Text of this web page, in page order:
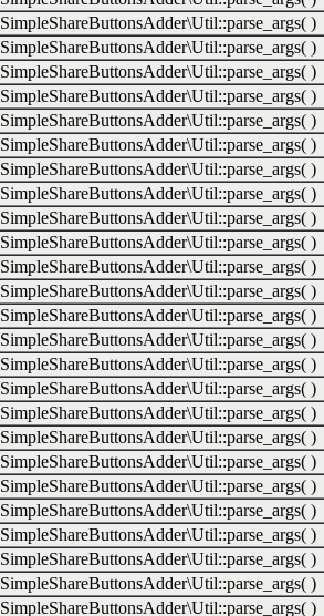
SimpleShareButtonsAdder\Util::parse_args( )
SimpleShareButtonsAdder\Util::parse_args( )
SimpleShareButtonsAdder\Util::parse_args( )
SimpleShareButtonsAdder\Util::parse_args( )
SimpleShareButtonsAdder\Util::parse_args( )
SimpleShareButtonsAdder\Util::parse_args( )
SimpleShareButtonsAdder\Util::parse_args( )
SimpleShareButtonsAdder\Util::parse_args( )
SimpleShareButtonsAdder\Util::parse_args( )
SimpleShareButtonsAdder\Util::parse_args( )
SimpleShareButtonsAdder\Util::parse_args( )
SimpleShareButtonsAdder\Util::parse_args( )
SimpleShareButtonsAdder\Util::parse_args( )
SimpleShareButtonsAdder\Util::parse_args( )
SimpleShareButtonsAdder\Util::parse_args( )
SimpleShareButtonsAdder\Util::parse_args( )
SimpleShareButtonsAdder\Util::parse_args( )
SimpleShareButtonsAdder\Util::parse_args( )
SimpleShareButtonsAdder\Util::parse_args( )
SimpleShareButtonsAdder\Util::parse_args( )
SimpleShareButtonsAdder\Util::parse_args( )
SimpleShareButtonsAdder\Util::parse_args( )
SimpleShareButtonsAdder\Util::parse_args( )
SimpleShareButtonsAdder\Util::parse_args( )
SimpleShareButtonsAdder\Util::parse_args( )